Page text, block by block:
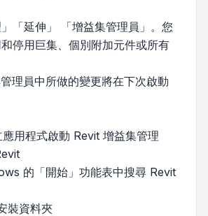
「延伸」 「增益集管理員」。您
停用巨集、個別附加元件或所有
理員中所做的變更將在下次啟動
用程式啟動 Revit 增益集管理
的「開始」功能表中搜尋 Revit
裝資料夾